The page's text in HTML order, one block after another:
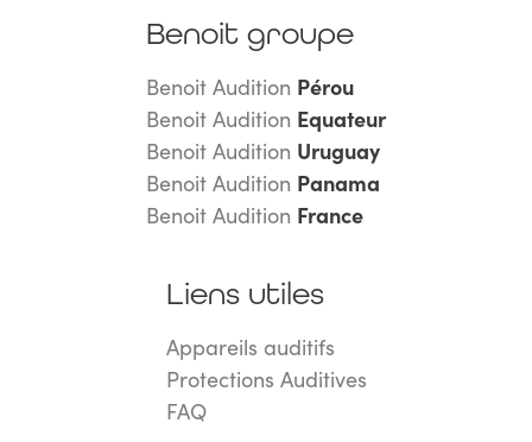
Benoit groupe
Benoit Audition Pérou
Benoit Audition Equateur
Benoit Audition Uruguay
Benoit Audition Panama
Benoit Audition France
Liens utiles
Appareils auditifs
Protections Auditives
FAQ